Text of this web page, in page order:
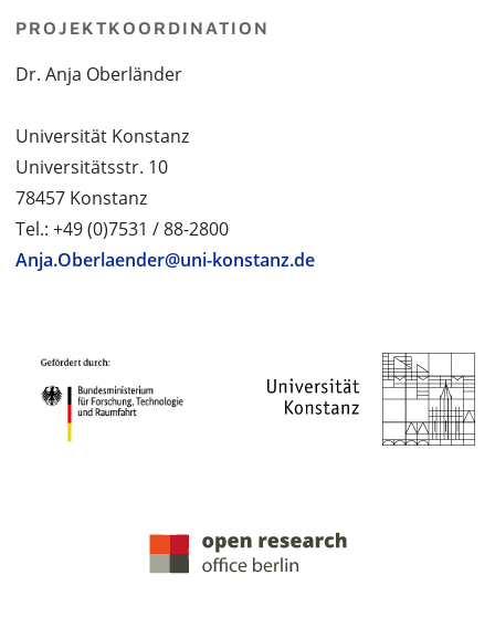
PROJEKTKOORDINATION
Dr. Anja Oberländer
Universität Konstanz
Universitätsstr. 10
78457 Konstanz
Tel.: +49 (0)7531 / 88-2800
Anja.Oberlaender@uni-konstanz.de